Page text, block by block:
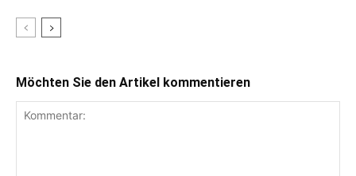
Möchten Sie den Artikel kommentieren